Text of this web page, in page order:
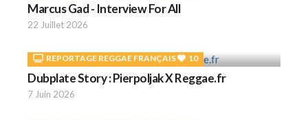
Marcus Gad - Interview For All
22 Juillet 2026
REPORTAGE REGGAE FRANÇAIS 10
Dubplate Story : Pierpoljak X Reggae.fr
7 Juin 2026